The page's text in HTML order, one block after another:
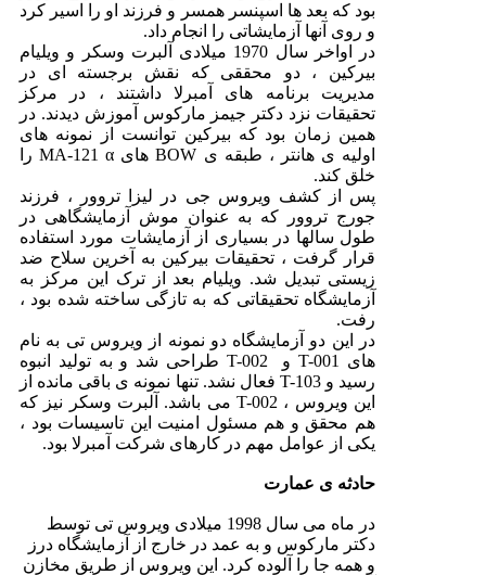
بود که بعد ها اسپنسر همسر و فرزند او را اسیر کرد
و روی آنها آزمایشاتی را انجام داد.
در اواخر سال 1970 میلادی آلبرت وسکر و ویلیام
بیرکین ، دو محققی که نقش برجسته ای در
مدیریت برنامه های آمبرلا داشتند ، در مرکز
تحقیقات نزد دکتر جیمز مارکوس آموزش دیدند. در
همین زمان بود که بیرکین توانست از نمونه های
اولیه ی هانتر ، طبقه ی BOW های MA-121 α را
خلق کند.
پس از کشف ویروس جی در لیزا تروور ، فرزند
جورج تروور که به عنوان موش آزمایشگاهی در
طول سالها در بسیاری از آزمایشات مورد استفاده
قرار گرفت ، تحقیقات بیرکین به آخرین سلاح ضد
زیستی تبدیل شد. ویلیام بعد از ترک این مرکز به
آزمایشگاه تحقیقاتی که به تازگی ساخته شده بود ،
رفت.
در این دو آزمایشگاه دو نمونه از ویروس تی به نام
های T-001 و T-002 طراحی شد و به تولید انبوه
رسید و T-103 فعال نشد. تنها نمونه ی باقی مانده از
این ویروس ، T-002 می باشد. آلبرت وسکر نیز که
هم محقق و هم مسئول امنیت این تاسیسات بود ،
یکی از عوامل مهم در کارهای شرکت آمبرلا بود.
حادثه ی عمارت
در ماه می سال 1998 میلادی ویروس تی توسط
دکتر مارکوس و به عمد در خارج از آزمایشگاه درز
و همه جا را آلوده کرد. این ویروس از طریق مخازن